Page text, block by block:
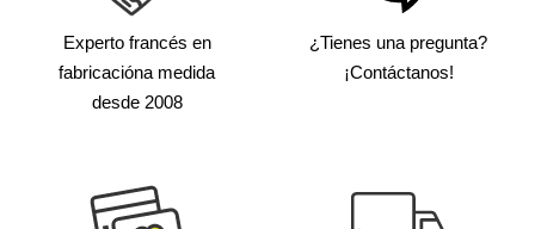
Experto francés en
fabricacióna medida
desde 2008
¿Tienes una pregunta?
¡Contáctanos!